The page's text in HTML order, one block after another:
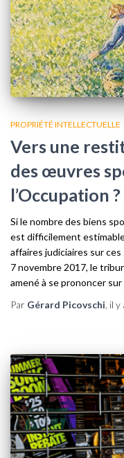
PROPRIÉTÉ INTELLECTUELLE
Vers une
des œuvres
l’Occupation ?
Si le nombre des biens
est difficilement
affaires judiciaires sur
7 novembre 2017, le
amené à se prononcer
Par Gérard Picovschi , il y